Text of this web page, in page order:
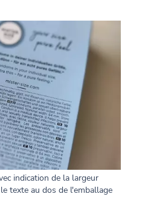
indication de la largeur
texte au dos de l'emballage